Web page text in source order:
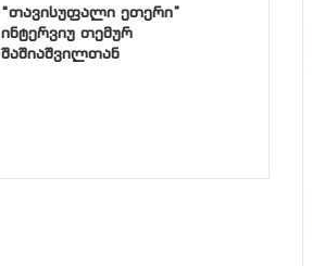
“თავისუფალი ეთერი”
ინტერვიუ თემურ
შაშიაშვილთან